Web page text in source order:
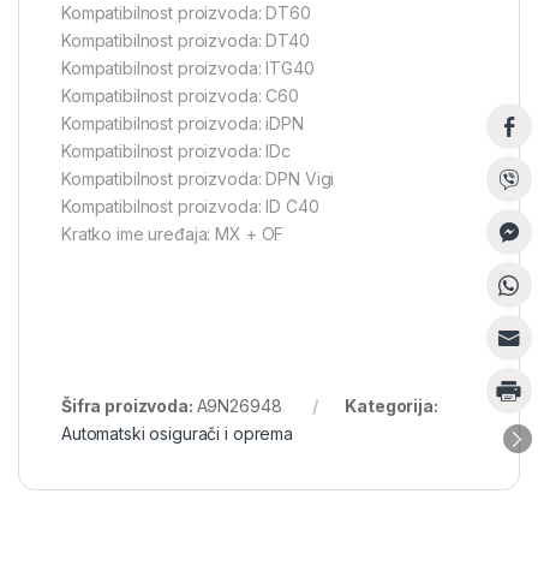
Kompatibilnost proizvoda: DT60
Kompatibilnost proizvoda: DT40
Kompatibilnost proizvoda: ITG40
Kompatibilnost proizvoda: C60
Kompatibilnost proizvoda: iDPN
Kompatibilnost proizvoda: IDc
Kompatibilnost proizvoda: DPN Vigi
Kompatibilnost proizvoda: ID C40
Kratko ime uređaja: MX + OF
Šifra proizvoda: A9N26948
Kategorija:
Automatski osigurači i oprema